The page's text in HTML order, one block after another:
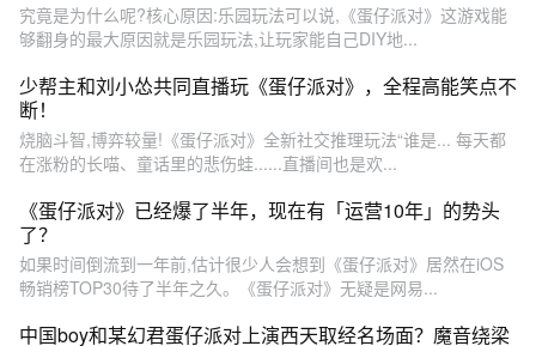
究竟是为什么呢?核心原因:乐园玩法可以说,《蛋仔派对》这游戏能
够翻身的最大原因就是乐园玩法,让玩家能自己DIY地...
少帮主和刘小怂共同直播玩《蛋仔派对》，全程高能笑点不
断！
烧脑斗智,博弈较量!《蛋仔派对》全新社交推理玩法“谁是... 每天都
在涨粉的长喵、童话里的悲伤蛙......直播间也是欢...
《蛋仔派对》已经爆了半年，现在有「运营10年」的势头
了？
如果时间倒流到一年前,估计很少人会想到《蛋仔派对》居然在iOS
畅销榜TOP30待了半年之久。《蛋仔派对》无疑是网易...
中国boy和某幻君蛋仔派对上演西天取经名场面？魔音绕梁